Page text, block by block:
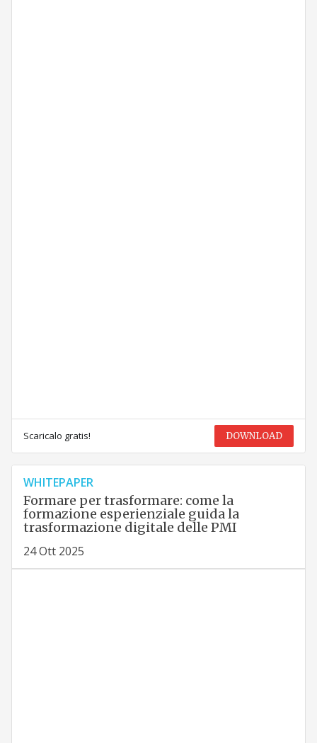
Scaricalo gratis! DOWNLOAD
WHITEPAPER
Formare per trasformare: come la
formazione esperienziale guida la
trasformazione digitale delle PMI
24 Ott 2025